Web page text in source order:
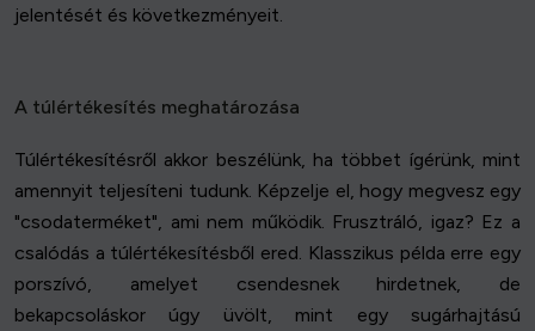
jelentését és következményeit.
A túlértékesítés meghatározása
Túlértékesítésről akkor beszélünk, ha többet ígérünk, mint
amennyit teljesíteni tudunk. Képzelje el, hogy megvesz egy
"csodaterméket", ami nem működik. Frusztráló, igaz? Ez a
csalódás a túlértékesítésből ered. Klasszikus példa erre egy
porszívó, amelyet csendesnek hirdetnek, de
bekapcsoláskor úgy üvölt, mint egy sugárhajtású